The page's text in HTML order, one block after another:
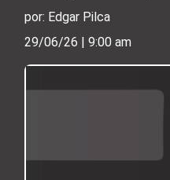
por: Edgar Pilca
29/06/26 | 9:00 am